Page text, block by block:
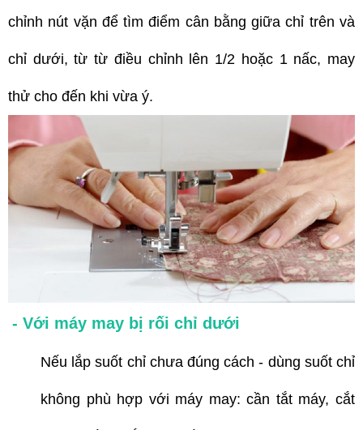
chỉnh nút vặn để tìm điểm cân bằng giữa chỉ trên và
chỉ dưới, từ từ điều chỉnh lên 1/2 hoặc 1 nấc, may
thử cho đến khi vừa ý.
- Với máy may bị rối chỉ dưới
Nếu lắp suốt chỉ chưa đúng cách - dùng suốt chỉ
không phù hợp với máy may: cần tắt máy, cắt